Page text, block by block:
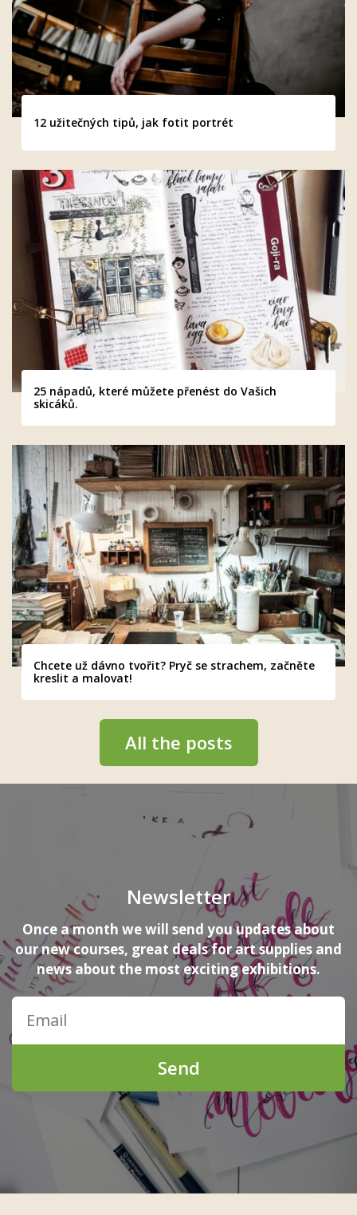
12 užitečných tipů, jak fotit portrét
25 nápadů, které můžete přenést do Vašich
skicáků.
Chcete už dávno tvořit? Pryč se strachem, začněte
kreslit a malovat!
All the posts
Newsletter
Once a month we will send you updates about
our new courses, great deals for art supplies and
news about the most exciting exhibitions.
Send